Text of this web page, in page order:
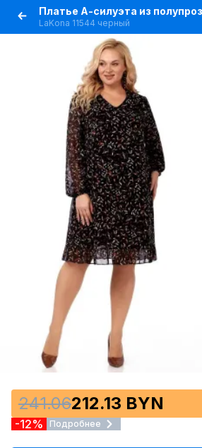
LaKona 11544 черный
241.06212.13 BYN
-12% Подробнее